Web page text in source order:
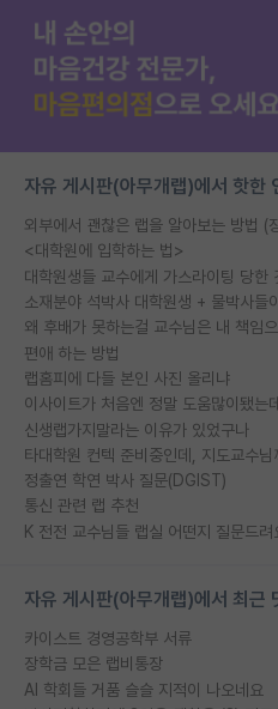
자유 게시판(아무개랩)에서 핫한
외부에서 괜찮은 랩을 알아보는 방법 (
<대학원에 입학하는 법>
소재분야 석박사 대학원생 + 물박사들
편애 하는 방법
랩홈피에 다들 본인 사진 올리냐
이사이트가 처음엔 정말 도움많이됐는데
신생랩가지말라는 이유가 있었구나
정출연 학연 박사 질문(DGIST)
통신 관련 랩 추천
K 전전 교수님들 랩실 어떤지 질문드려
자유 게시판(아무개랩)에서 최근
카이스트 경영공학부 서류
장학금 모은 랩비통장
AI 학회들 거품 슬슬 지적이 나오네요